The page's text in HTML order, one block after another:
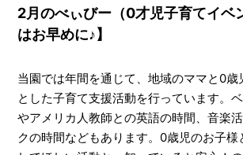
2月のべぃびー（0才児子育てイベ
はお早めに♪】
当園では年間を通じて、地域のママと0歳
とした子育て支援活動を行っています。
やアメリカ人教師との英語の時間、音楽
クの時間などもあります。0歳児のお子様